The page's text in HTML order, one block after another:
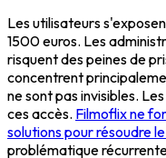
Les utilisateurs
1500 euros. Les
risquent des peines de
concentrent
ne sont pas invisibles.
ces accès. Filmoflix ne
solutions pour résoudre
problématique